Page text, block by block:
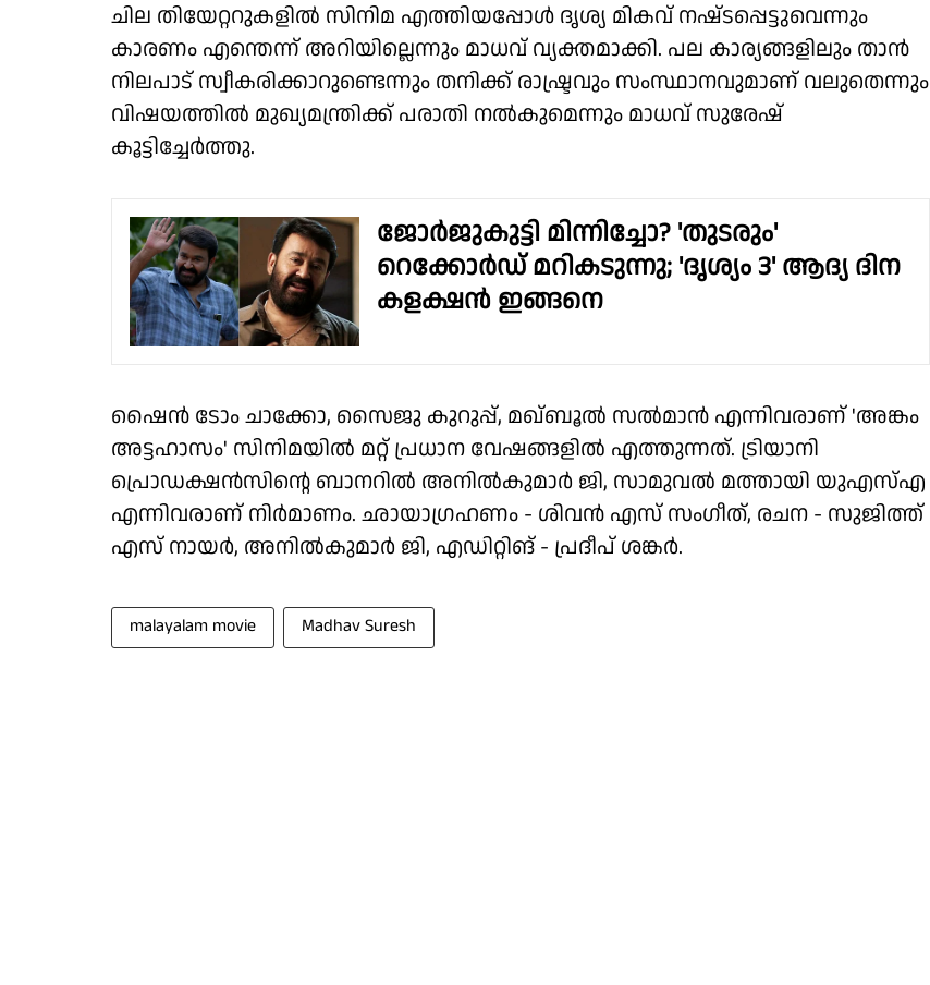
ചില തിയേറ്ററുകളിൽ സിനിമ എത്തിയപ്പോൾ ദൃശ്യ മികവ് നഷ്‌ടപ്പെട്ടുവെന്നും
കാരണം എന്തെന്ന് അറിയില്ലെന്നും മാധവ് വ്യക്തമാക്കി. പല കാര്യങ്ങളിലും താൻ
നിലപാട് സ്വീകരിക്കാറുണ്ടെന്നും തനിക്ക് രാഷ്ട്രവും സംസ്ഥാനവുമാണ് വലുതെന്നും
വിഷയത്തിൽ മുഖ്യമന്ത്രിക്ക് പരാതി നൽകുമെന്നും മാധവ് സുരേഷ്
കൂട്ടിച്ചേർത്തു.
ജോർജുകുട്ടി മിന്നിച്ചോ? 'തുടരും'
റെക്കോർഡ് മറികടുന്നു; 'ദൃശ്യം 3' ആദ്യ ദിന
കളക്ഷൻ ഇങ്ങനെ
ഷൈൻ ടോം ചാക്കോ, സൈജു കുറുപ്പ്, മഖ്‌ബൂൽ സൽമാൻ എന്നിവരാണ് 'അങ്കം
അട്ടഹാസം' സിനിമയിൽ മറ്റ് പ്രധാന വേഷങ്ങളിൽ എത്തുന്നത്. ട്രിയാനി
പ്രൊഡക്ഷൻസിന്റെ ബാനറിൽ അനിൽകുമാർ ജി, സാമുവൽ മത്തായി യുഎസ്എ
എന്നിവരാണ് നിർമാണം. ഛായാഗ്രഹണം - ശിവൻ എസ് സംഗീത്, രചന - സുജിത്ത്
എസ് നായർ, അനിൽകുമാർ ജി, എഡിറ്റിങ് - പ്രദീപ് ശങ്കർ.
malayalam movie Madhav Suresh